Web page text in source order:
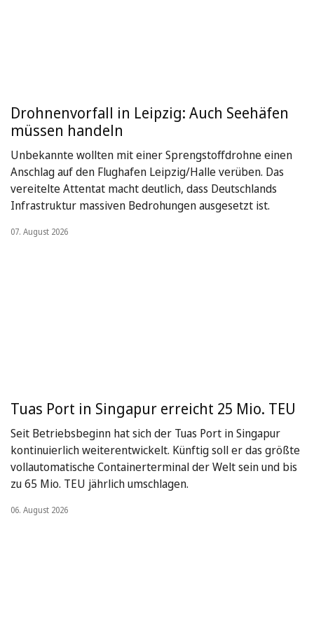
Drohnenvorfall in Leipzig: Auch Seehäfen
müssen handeln
Unbekannte wollten mit einer Sprengstoffdrohne einen
Anschlag auf den Flughafen Leipzig/Halle verüben. Das
vereitelte Attentat macht deutlich, dass Deutschlands
Infrastruktur massiven Bedrohungen ausgesetzt ist.
07. August 2026
Tuas Port in Singapur erreicht 25 Mio. TEU
Seit Betriebsbeginn hat sich der Tuas Port in Singapur
kontinuierlich weiterentwickelt. Künftig soll er das größte
vollautomatische Containerterminal der Welt sein und bis
zu 65 Mio. TEU jährlich umschlagen.
06. August 2026